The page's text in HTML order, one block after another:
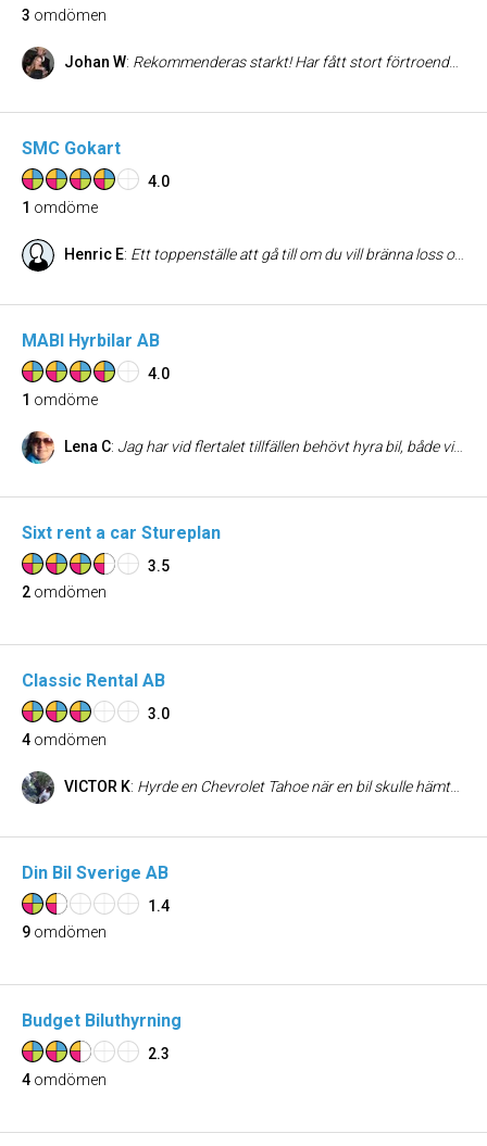
3 omdömen
Johan W: Rekommenderas starkt! Har fått stort förtroende för A-Kedjan Hyrbilar.
SMC Gokart
4.0
1 omdöme
Henric E: Ett toppenställe att gå till om du vill bränna loss och vara en fartdåre för en stund. Priset är ca 200kr för en kvart vilket är helt ok. Värt ett besök.
MABI Hyrbilar AB
4.0
1 omdöme
Lena C: Jag har vid flertalet tillfällen behövt hyra bil, både vid försäkringsskada på egen bil och vid andra tillfällen och jag kan varmt rekommendera Mabi till alla som behöver ha en bil bara över en helg eller under längre period. Bra urval och standard på bilar (utan stora dekaler som täcker halva bilen där det står att det är en hyrbil från xxx )till konkurrenskraftiga priser. All administration som blir när man t ex krockat en egen bil, späs iallafall inte på utav Mabi som själva uppdaterar sig om behövlig fakta bara det fått tillgång till försäkringsnumret och utan massa strul.
Sixt rent a car Stureplan
3.5
2 omdömen
Classic Rental AB
3.0
4 omdömen
VICTOR K: Hyrde en Chevrolet Tahoe när en bil skulle hämtas i Tyskland och jag saknade för tillfället en vettig dragbil till mitt släp, oslagbart pris och en fruktansvärt bra service. Rekommenderar starkt !
Din Bil Sverige AB
1.4
9 omdömen
Budget Biluthyrning
2.3
4 omdömen